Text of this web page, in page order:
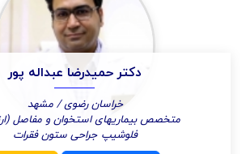
دکتر حمیدرضا عبداله پور
خراسان رضوی / مشهد
متخصص بیماریهای استخوان و مفاصل
فلوشیپ جراحی ستون فقرات